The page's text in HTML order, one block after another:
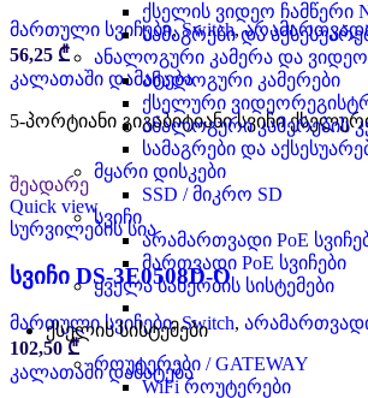
ქსელის ვიდეო ჩამწერი
სამაგრები და
ანალოგური კამერა და
ანალოგური კამერები
ქსელური
ანალოგური კამერების
სამაგრები და
მყარი დისკები
SSD / მიკრო SD
სვიჩი
არამართვადი PoE
მართვადი PoE სვიჩები
ყველა სახეობის სისტემები
ქსელის სისტემები
როუტერები / GATEWAY
WiFi როუტერები
მართული სვიჩები, Switch, არამართვადი
56,25 ₾
კალათაში დამატება
5-პორტიანი გიგაბიტიანი სვიჩი
შეადარე
Quick view
სურვილების სია
სვიჩი DS-3E0508D-O
მართული სვიჩები, Switch, არამართვადი
102,50 ₾
კალათაში დამატება